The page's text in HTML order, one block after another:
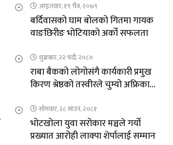
आइतवार, १९ चैत्र, २०७९
बर्दिवासको घाम बोलको गितमा गायक
वाङछिरीङ भोटियाको अर्को सफलता
शुक्रबार, २२ भदौ, २०८०
राबा बैकको लोगोसंगै कार्यकारी प्रमुख
किरण श्रेष्ठको तस्वीरले चुम्यो अफ्रिकाको
सोमवार, २८ साउन, २०८१
भोटखोला युवा सरोकार मञ्चले गर्यो
प्रख्यात आरोही लाक्पा शेर्पालाई सम्मान